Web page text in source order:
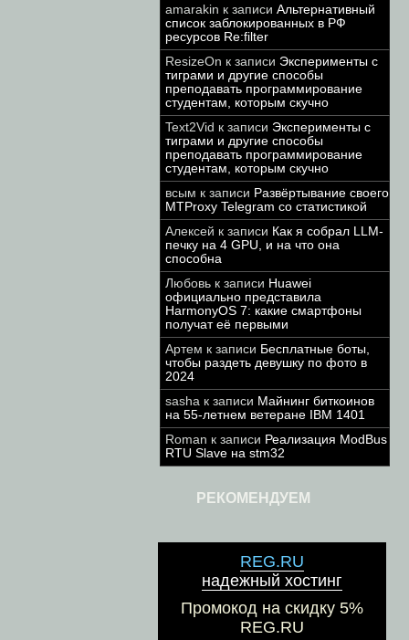
amarakin к записи Альтернативный
список заблокированных в РФ
ресурсов Re:filter
ResizeOn к записи Эксперименты с
тиграми и другие способы
преподавать программирование
студентам, которым скучно
Text2Vid к записи Эксперименты с
тиграми и другие способы
преподавать программирование
студентам, которым скучно
всым к записи Развёртывание своего
MTProxy Telegram со статистикой
Алексей к записи Как я собрал LLM-
печку на 4 GPU, и на что она
способна
Любовь к записи Huawei
официально представила
HarmonyOS 7: какие смартфоны
получат её первыми
Артем к записи Бесплатные боты,
чтобы раздеть девушку по фото в
2024
sasha к записи Майнинг биткоинов
на 55-летнем ветеране IBM 1401
Roman к записи Реализация ModBus
RTU Slave на stm32
РЕКОМЕНДУЕМ
REG.RU
надежный хостинг
Промокод на скидку 5%
REG.RU